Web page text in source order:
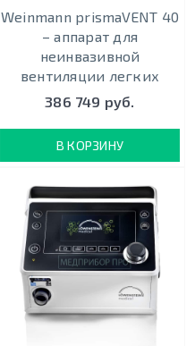
Weinmann prismaVENT 40
– аппарат для
неинвазивной
вентиляции легких
386 749 руб.
В КОРЗИНУ